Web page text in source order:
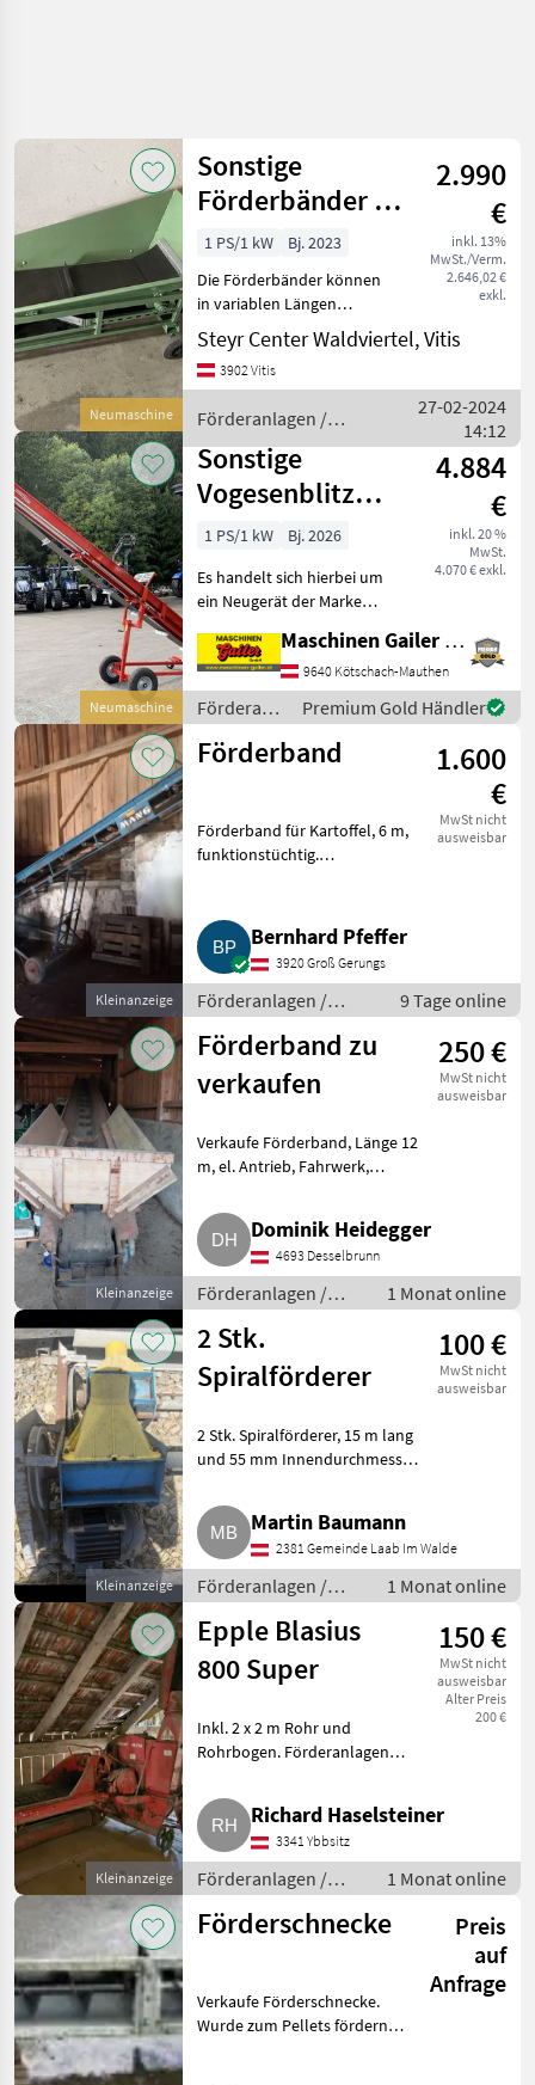
Neumaschine
Sonstige
Förderbänder in
verschiedenen
Längen
2.990
€
inkl. 13%
MwSt./Verm.
2.646,02 €
exkl.
1 PS/1 kW
Bj. 2023
Die Förderbänder können
in variablen Längen
erworben werden.
Förderanlagen
Förderbänder
Steyr Center Waldviertel, Vitis
3902 Vitis
Förderanlagen /
Sonstige
27-02-2024
14:12
Neumaschine
Sonstige
Vogesenblitz
TMB E5
Förderband 5m
4.884
€
inkl. 20 %
MwSt.
4.070 € exkl.
1 PS/1 kW
Bj. 2026
Es handelt sich hierbei um
ein Neugerät der Marke
mit 5m Länge, Baujahr
2023, mit 0
Betriebsstunden. Das
Förderband verfügt über
einen Antri
Maschinen Gailer GmbH
9640 Kötschach-Mauthen
Förderanlagen
/ Sonstige
Premium Gold Händler
Kleinanzeige
Förderband
1.600
€
MwSt nicht
ausweisbar
Förderband für Kartoffel, 6 m,
funktionstüchtig.
Bernhard Pfeffer
3920 Groß Gerungs
Förderanlagen /
Förderbänder
9 Tage online
Kleinanzeige
Förderband zu
verkaufen
250 €
MwSt nicht
ausweisbar
Verkaufe Förderband, Länge 12
m, el. Antrieb, Fahrwerk,
zur leichteren Befüllung (kann
leicht entfernt werden). Ideal
für Hackschnitzel/S
Dominik Heidegger
4693 Desselbrunn
Förderanlagen /
Förderbänder
1 Monat online
Kleinanzeige
2 Stk.
Spiralförderer
100 €
MwSt nicht
ausweisbar
2 Stk. Spiralförderer, 15 m lang
und 55 mm Innendurchmesser.
Förderanlagen Förderbänder
Martin Baumann
2381 Gemeinde Laab Im Walde
Förderanlagen /
Förderbänder
1 Monat online
Kleinanzeige
Epple Blasius
800 Super
150 €
MwSt nicht
ausweisbar
Alter Preis
200 €
Inkl. 2 x 2 m Rohr und
Rohrbogen. Förderanlagen
Richard Haselsteiner
3341 Ybbsitz
Förderanlagen /
Förderbänder
1 Monat online
Förderschnecke
Preis
auf
Anfrage
Verkaufe Förderschnecke.
Wurde zum Pellets fördern